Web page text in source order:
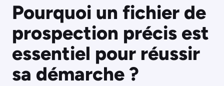
Pourquoi un fichier de
prospection précis est
essentiel pour réussir
sa démarche ?